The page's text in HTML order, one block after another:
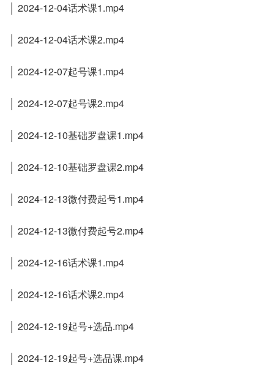
│ 2024-12-04话术课1.mp4
│ 2024-12-04话术课2.mp4
│ 2024-12-07起号课1.mp4
│ 2024-12-07起号课2.mp4
│ 2024-12-10基础罗盘课1.mp4
│ 2024-12-10基础罗盘课2.mp4
│ 2024-12-13微付费起号1.mp4
│ 2024-12-13微付费起号2.mp4
│ 2024-12-16话术课1.mp4
│ 2024-12-16话术课2.mp4
│ 2024-12-19起号+选品.mp4
│ 2024-12-19起号+选品课.mp4